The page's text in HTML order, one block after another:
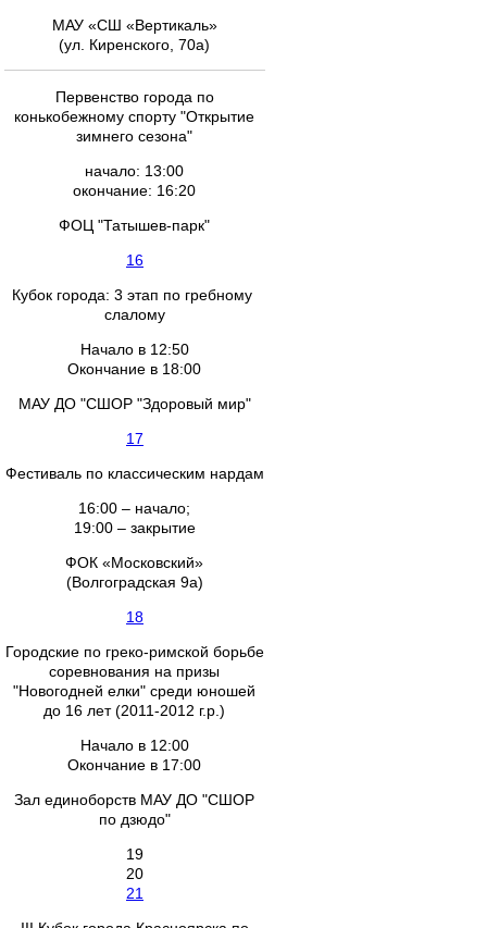
МАУ «СШ «Вертикаль»
(ул. Киренского, 70а)
Первенство города по
конькобежному спорту "Открытие
зимнего сезона"
начало: 13:00
окончание: 16:20
ФОЦ "Татышев-парк"
16
Кубок города: 3 этап по гребному
слалому
Начало в 12:50
Окончание в 18:00
МАУ ДО "СШОР "Здоровый мир"
17
Фестиваль по классическим нардам
16:00 – начало;
19:00 – закрытие
ФОК «Московский»
(Волгоградская 9а)
18
Городские по греко-римской борьбе
соревнования на призы
"Новогодней елки" среди юношей
до 16 лет (2011-2012 г.р.)
Начало в 12:00
Окончание в 17:00
Зал единоборств МАУ ДО "СШОР
по дзюдо"
19
20
21